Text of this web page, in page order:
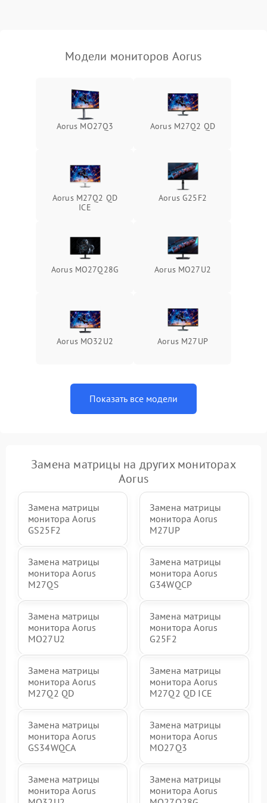
Неисправность системы
перенапряжения
защиты от замыкания
Подробнее →
Повреждение системы
защиты от перегрузок
Подробнее →
Неисправность системы
защиты от перегрева
Подробнее →
Поломка системы защиты
Поломка системы защиты
Подробнее →
Модели мониторов Aorus
Aorus MO27Q3 Aorus M27Q2 QD
Aorus M27Q2 QD
ICE
Aorus G25F2
Aorus MO27Q28G Aorus MO27U2
Aorus MO32U2 Aorus M27UP
Показать все модели
Замена матрицы на других мониторах
Aorus
Замена матрицы
монитора Aorus
GS25F2
Замена матрицы
монитора Aorus
M27UP
Замена матрицы
монитора Aorus
M27QS
Замена матрицы
монитора Aorus
G34WQCP
Замена матрицы
монитора Aorus
MO27U2
Замена матрицы
монитора Aorus
G25F2
Замена матрицы
монитора Aorus
M27Q2 QD
Замена матрицы
монитора Aorus
M27Q2 QD ICE
Замена матрицы
монитора Aorus
GS34WQCA
Замена матрицы
монитора Aorus
MO27Q3
Замена матрицы
монитора Aorus
Замена матрицы
монитора Aorus